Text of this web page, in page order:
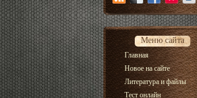
Меню сайта
Главная
Новое на сайте
Литература и файлы
Тест онлайн